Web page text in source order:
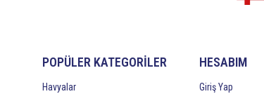
POPÜLER KATEGORİLER
Havyalar
HESABIM
Giriş Yap